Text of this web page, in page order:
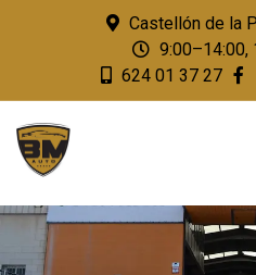
Castellón de la
9:00–14:00,
624 01 37 27